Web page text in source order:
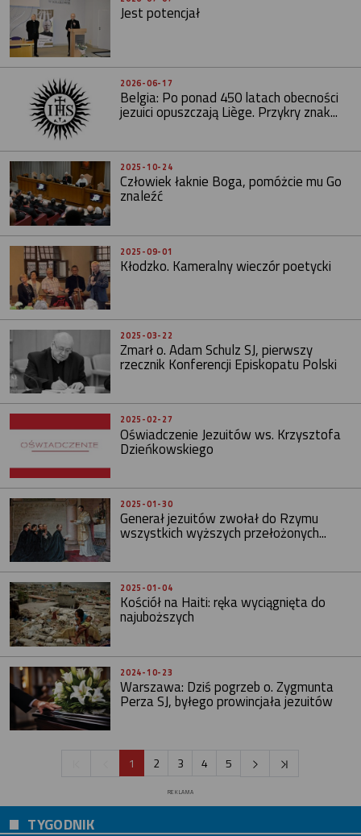
Jest potencjał
2026-06-17
Belgia: Po ponad 450 latach obecności
jezuici opuszczają Liège. Przykry znak...
2025-10-24
Człowiek łaknie Boga, pomóżcie mu Go
znaleźć
2025-09-01
Kłodzko. Kameralny wieczór poetycki
2025-03-22
Zmarł o. Adam Schulz SJ, pierwszy
rzecznik Konferencji Episkopatu Polski
2025-02-27
Oświadczenie Jezuitów ws. Krzysztofa
Dzieńkowskiego
2025-01-30
Generał jezuitów zwołał do Rzymu
wszystkich wyższych przełożonych...
2025-01-04
Kościół na Haiti: ręka wyciągnięta do
najuboższych
2024-10-23
Warszawa: Dziś pogrzeb o. Zygmunta
Perza SJ, byłego prowincjała jezuitów
1 2 3 4 5
REKLAMA
TYGODNIK